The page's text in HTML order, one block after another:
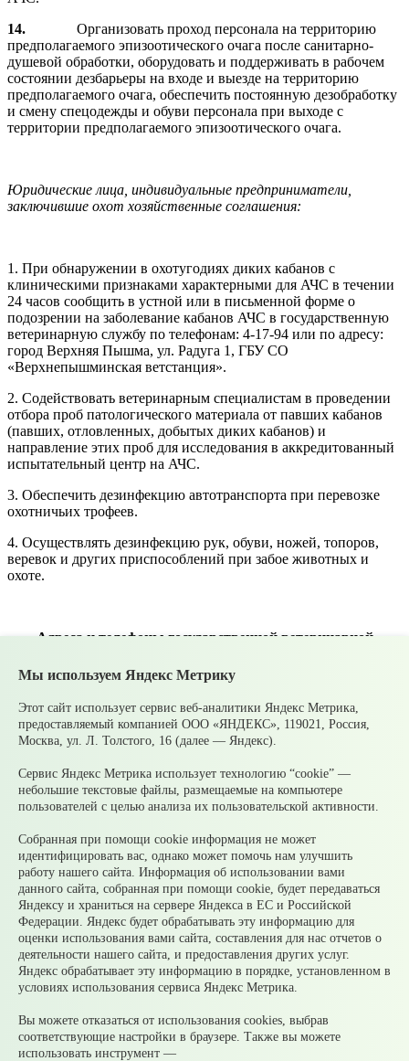
14. Организовать проход персонала на территорию
предполагаемого эпизоотического очага после санитарно-
душевой обработки, оборудовать и поддерживать в рабочем
состоянии дезбарьеры на входе и выезде на территорию
предполагаемого очага, обеспечить постоянную дезобработку
и смену спецодежды и обуви персонала при выходе с
территории предполагаемого эпизоотического очага.
Юридические лица, индивидуальные предприниматели,
заключившие охот хозяйственные соглашения:
1. При обнаружении в охотугодиях диких кабанов с
клиническими признаками характерными для АЧС в течении
24 часов сообщить в устной или в письменной форме о
подозрении на заболевание кабанов АЧС в государственную
ветеринарную службу по телефонам: 4-17-94 или по адресу:
город Верхняя Пышма, ул. Радуга 1, ГБУ СО
«Верхнепышминская ветстанция».
2. Содействовать ветеринарным специалистам в проведении
отбора проб патологического материала от павших кабанов
(павших, отловленных, добытых диких кабанов) и
направление этих проб для исследования в аккредитованный
испытательный центр на АЧС.
3. Обеспечить дезинфекцию автотранспорта при перевозке
охотничьих трофеев.
4. Осуществлять дезинфекцию рук, обуви, ножей, топоров,
веревок и других приспособлений при забое животных и
охоте.
Адреса и телефоны государственной ветеринарной
г. Верхняя Пышма, ул. Радуга 1, г. Березовский, ул.
Пролетарская 8А
тел.: 8 (34368) 4-17-94, 4-12-01
Мы используем Яндекс Метрику
Этот сайт использует сервис веб-аналитики Яндекс Метрика,
предоставляемый компанией ООО «ЯНДЕКС», 119021, Россия,
Москва, ул. Л. Толстого, 16 (далее — Яндекс).
Сервис Яндекс Метрика использует технологию “cookie” —
небольшие текстовые файлы, размещаемые на компьютере
пользователей с целью анализа их пользовательской активности.
Собранная при помощи cookie информация не может
идентифицировать вас, однако может помочь нам улучшить
работу нашего сайта. Информация об использовании вами
данного сайта, собранная при помощи cookie, будет передаваться
Яндексу и храниться на сервере Яндекса в ЕС и Российской
Федерации. Яндекс будет обрабатывать эту информацию для
оценки использования вами сайта, составления для нас отчетов о
деятельности нашего сайта, и предоставления других услуг.
Яндекс обрабатывает эту информацию в порядке, установленном в
условиях использования сервиса Яндекс Метрика.
Вы можете отказаться от использования cookies, выбрав
соответствующие настройки в браузере. Также вы можете
использовать инструмент —
© 2026 Официальный сайт Муниципального округа
Среднеуральск Свердловской области
Карта сайта Архив
Ваше сообщение отправлено
Приемная главы